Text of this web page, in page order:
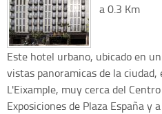
a 0.3 Km
Este hotel urbano, ubicado en
vistas panoramicas de la ciudad,
L'Eixample, muy cerca del
Exposiciones de Plaza España y